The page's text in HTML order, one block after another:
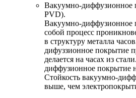
Вакуумно-диффузионное
PVD).
Вакуумно-диффузионное
собой процесс
в структуру металла
дифуззионное покрытие
делается на часах из
диффузионное покрытие
Стойкость вакуумно-
выше, чем